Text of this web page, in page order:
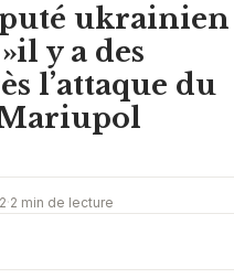
ukrainien
y a des
l’attaque du
·2 min de lecture